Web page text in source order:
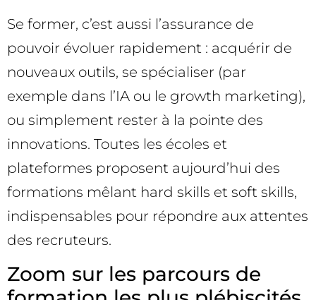
Se former, c’est aussi l’assurance de
pouvoir évoluer rapidement : acquérir de
nouveaux outils, se spécialiser (par
exemple dans l’IA ou le growth marketing),
ou simplement rester à la pointe des
innovations. Toutes les écoles et
plateformes proposent aujourd’hui des
formations mêlant hard skills et soft skills,
indispensables pour répondre aux attentes
des recruteurs.
Zoom sur les parcours de